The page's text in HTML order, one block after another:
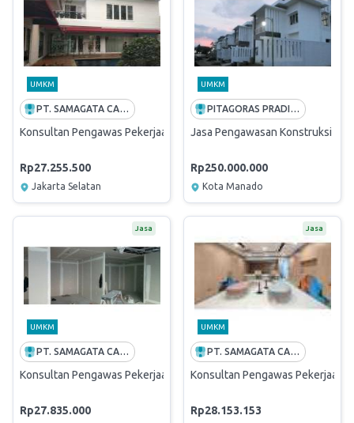
UMKM
PT. SAMAGATA CASANOVA ARSITEK
Konsultan Pengawas Pekerjaan Renovasi Jl. Aditiyawarman No. 14,
Rp27.255.500
Jakarta Selatan
UMKM
PITAGORAS PRADIPA KONSULTAN
Jasa Pengawasan Konstruksi
Rp250.000.000
Kota Manado
Jasa
UMKM
PT. SAMAGATA CASANOVA ARSITEK
Konsultan Pengawas Pekerjaan Renovasi Menara Mandiri I Lantai 28
Rp27.835.000
Jasa
UMKM
PT. SAMAGATA CASANOVA ARSITEK
Konsultan Pengawas Pekerjaan
Rp28.153.153